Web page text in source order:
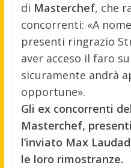
di Masterchef, che
concorrenti: «A
presenti ringrazio
aver acceso il faro
sicuramente andrà
opportune».
Gli ex concorrenti
Masterchef,
l’inviato Max
le loro rimostranze.